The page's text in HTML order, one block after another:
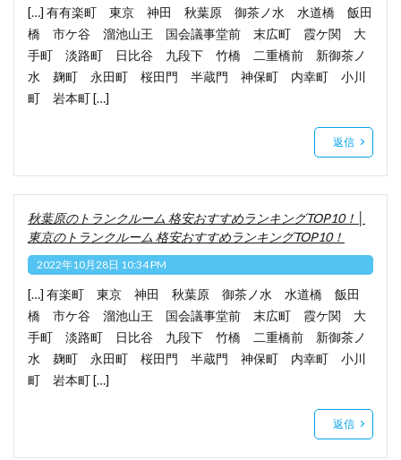
[…] 有有楽町 東京 神田 秋葉原 御茶ノ水 水道橋 飯田
橋 市ケ谷 溜池山王 国会議事堂前 末広町 霞ケ関 大
手町 淡路町 日比谷 九段下 竹橋 二重橋前 新御茶ノ
水 麹町 永田町 桜田門 半蔵門 神保町 内幸町 小川
町 岩本町 […]
返信
秋葉原のトランクルーム 格安おすすめランキングTOP10！│
東京のトランクルーム 格安おすすめランキングTOP10！
2022年10月28日 10:34 PM
[…] 有楽町 東京 神田 秋葉原 御茶ノ水 水道橋 飯田
橋 市ケ谷 溜池山王 国会議事堂前 末広町 霞ケ関 大
手町 淡路町 日比谷 九段下 竹橋 二重橋前 新御茶ノ
水 麹町 永田町 桜田門 半蔵門 神保町 内幸町 小川
町 岩本町 […]
返信